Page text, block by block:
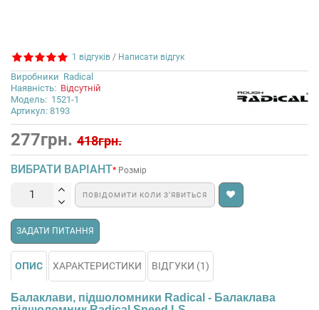
1 відгуків / Написати відгук
Виробники Radical
Наявність: Відсутній
Модель: 1521-1
Артикул: 8193
277грн. 418грн.
ВИБРАТИ ВАРІАНТ Розмір
ПОВІДОМИТИ КОЛИ З’ЯВИТЬСЯ
ЗАДАТИ ПИТАННЯ
ОПИС ХАРАКТЕРИСТИКИ ВІДГУКИ (1)
Балаклави, підшоломники Radical - Балаклава